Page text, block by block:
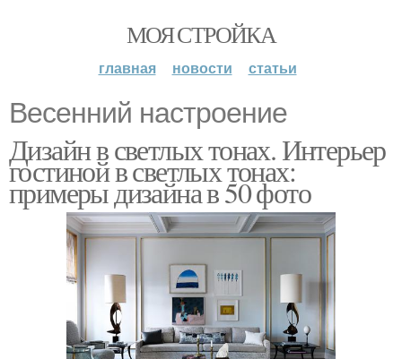
МОЯ СТРОЙКА
главная новости статьи
Весенний настроение
Дизайн в светлых тонах. Интерьер
гостиной в светлых тонах:
примеры дизайна в 50 фото